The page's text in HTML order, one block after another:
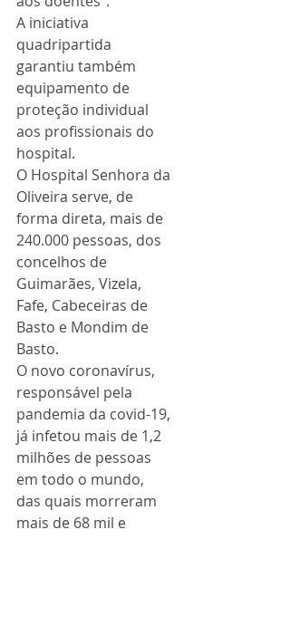
A iniciativa
quadripartida
garantiu também
equipamento de
proteção individual
aos profissionais do
hospital.
O Hospital Senhora da
Oliveira serve, de
forma direta, mais de
240.000 pessoas, dos
concelhos de
Guimarães, Vizela,
Fafe, Cabeceiras de
Basto e Mondim de
Basto.
O novo coronavírus,
responsável pela
pandemia da covid-19,
já infetou mais de 1,2
milhões de pessoas
em todo o mundo,
das quais morreram
mais de 68 mil e